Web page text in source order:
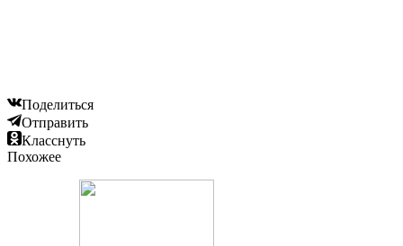
Поделиться
Отправить
Класснуть
Похожее